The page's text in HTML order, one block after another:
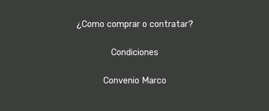
¿Como comprar o contratar?
Condiciones
Convenio Marco